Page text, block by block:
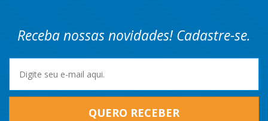
Receba nossas novidades! Cadastre-se.
QUERO RECEBER